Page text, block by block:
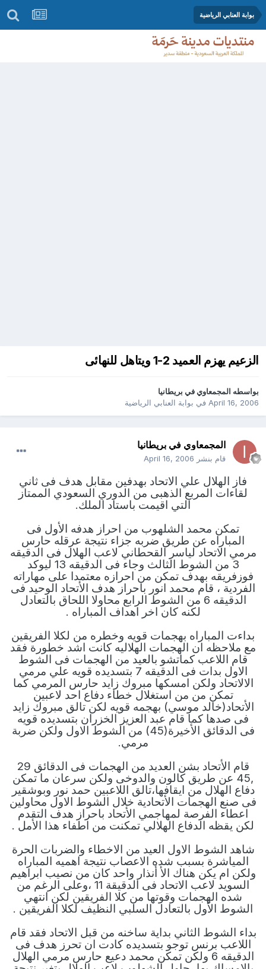
بوابة العنابي الرياضية
الزعيم يهزم العميد 2-1 ويتاهل للنهائى
بواسطه المجمعاوي في بريطانيا
April 16, 2006في بوابة العنابي الرياضية
المجمعاوي في بريطانيا
قام بنشر April 16, 2006
فاز الهلال علي الاتحاد بهدفين مقابل هدف فى ثاني
لقاءات المربع الذهبى من الدوري السعودي الممتاز
التي اقيمت باستاد الملك.
تمكن محمد الشلهوب من احراز هدفه الأول فى
المباراه عن طريق ضربه جزاء نتيجة عرقله حارس
مرمي الاتحاد لياسر القحطاني لاعب الهلال فى الدقيقه
3 من الشوط الثالث وجاء فى الدقيقه 13 ليوكد
فوزفريقه بهدف تمكن من احرازه معتمدا على مهاراته
الفردية ، قام محمد انور باحراز هدف الأتحاد الوحيد فى
الدقيقه 6 من الشوط الرابع محاولا اللحاق بالتعادل
لكنه كان اخر اهداف المباراه .
بداءت المباراه بهجمات قويه وخطره من لكلا الفريقين
مع ملاحظه ان الهجمات الهلاليه كانت اشد خطورة فقد
قام اللاعب كماتشو بالعيد من الهجمات فى الشوط
الاول بدات فى الدقيقه 7 بتسديده قويه علي مرمي
الالاتحاد ولكن امسكها مبروك زايد حارس المرمي كما
تمكن من من استغلال خطاء دفاع احد لاعبين
الأتحاد(خالد موسي) بهجمه قويه لكن تالق مبروك زايد
فى صدها كما قام عبد العزيز الخزران بتسديده قويه
فى الدقائق الأخيرة(45) من الشوط الاول ولكن ضربة
مرمي.
قام الأتحاد بشن العديد من الهجمات فى الدقائق 29
,45 عن طريق كالون والدوخى ولكن سرعان ما تمكن
دفاع الهلال من ايقافها،تالق اللاعبين حمد نور وبوشقير
فى صنع الهجمات الأتحادية خلال الشوط الاول محاولين
اعطاء الفرصة لمهاجمي الأتحاد باحراز هدف التقدم
لكن يقظه الدفاع الهلالي تمكنت من اطفاء هذا الأمل .
شاهد الشوط الاول العيد من الاخطاء والضربات الحرة
المياشرة بسبب شده الاعصاب نتيجة اهميه المباراه
ولكن ام يكن هناك الأ أنذار واحد كان من نصيب ابراهيم
السويد لاعب الاتحاد فى الدقيقة 11 ،وعلى الرغم من
شده الهجمات وقوتها من كلا الفريقين لكن انتهي
الشوط الأول بالتعادل السلبي النظيف لكلا الفريقين .
بداء الشوط الثاني بداية ساخنه من قبل الاتحاد فقد قام
اللاعب برنس توجو بتسديده كادت ان تحرز هدف فى
الدقيقه 6 ولكن تمكن محمد دعيع حارس مرمي الهلال